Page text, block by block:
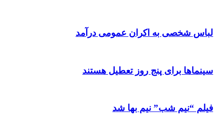
لباس شخصی به اکران عمومی درآمد
سینماها برای پنج‌ روز تعطیل هستند
فیلم “نیم شب” نیم بها شد